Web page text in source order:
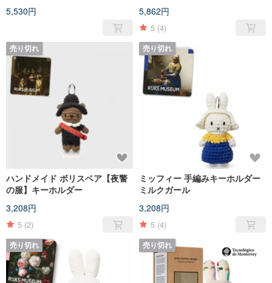
5,530円
5,862円
5 (4)
売り切れ
ハンドメイド ボリスベア【夜警
の服】キーホルダー
3,208円
5 (2)
売り切れ
ミッフィー 手編みキーホルダー
ミルクガール
3,208円
5 (4)
売り切れ 売り切れ